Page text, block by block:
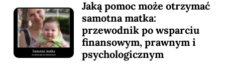
Jaką pomoc może otrzymać
samotna matka:
przewodnik po wsparciu
finansowym, prawnym i
psychologicznym